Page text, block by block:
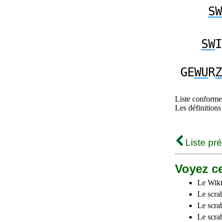
SW
SWI
GEWURZ
Liste
Les
Liste
Voyez
Le
Le
Le
Le